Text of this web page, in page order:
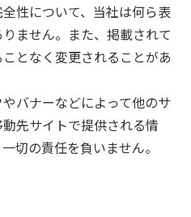
性について、当社は何ら表
ません。また、掲載されて
となく変更されることがあ
バナーなどによって他のサ
先サイトで提供される情
切の責任を負いません。